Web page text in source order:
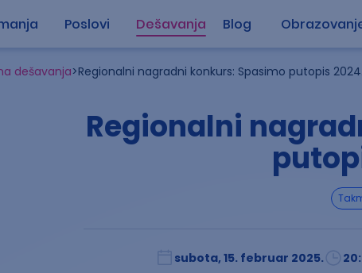
Poslovi Dešavanja Blog
dešavanja>Regionalni nagradni konkurs: Spasimo putopis 2024.
Regionalni
subota, 15. februar 2025.